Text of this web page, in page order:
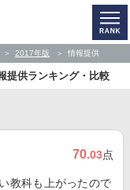
2017年版 情報提供
提供ランキング・比較
70.03点
教科も上がったので